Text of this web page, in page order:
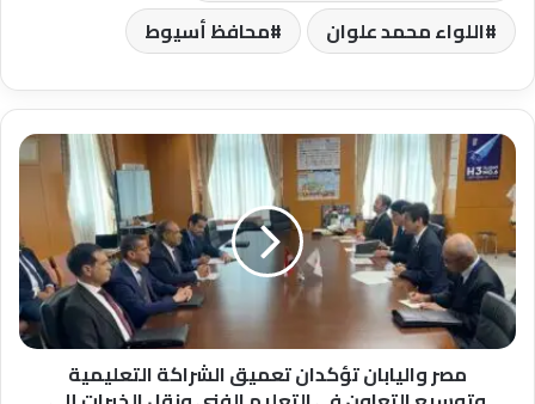
اللواء محمد علوان
محافظ أسيوط
مصر
واليابان
تؤكدان
تعميق
الشراكة
التعليمية
وتوسيع
التعاون
في
الفني
مصر واليابان تؤكدان تعميق الشراكة التعليمية